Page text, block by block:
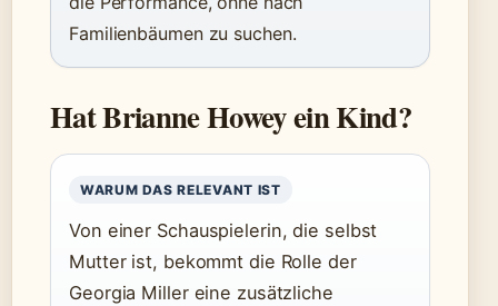
Familienbäumen zu suchen.
Hat Brianne Howey ein Kind?
WARUM DAS RELEVANT IST
Von einer Schauspielerin, die selbst
Mutter ist, bekommt die Rolle der
Georgia Miller eine zusätzliche